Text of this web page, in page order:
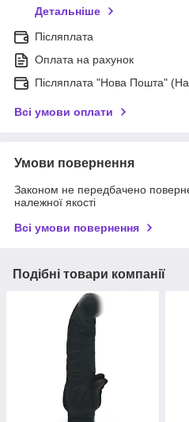
Детальніше
Післяплата
Оплата на рахунок
Післяплата "Нова Пошта"
Всі умови оплати
Умови повернення
Законом не передбачено
належної якості
Всі умови повернення
Подібні товари компанії